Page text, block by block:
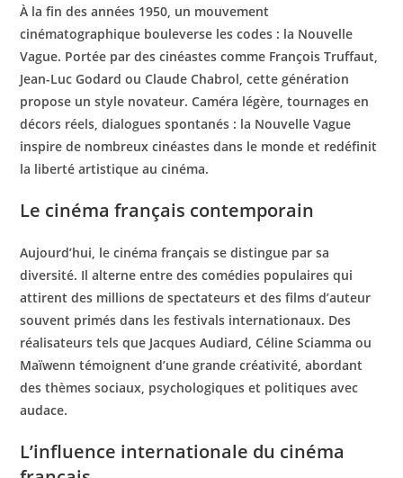
À la fin des années 1950, un mouvement
cinématographique bouleverse les codes : la Nouvelle
Vague. Portée par des cinéastes comme François Truffaut,
Jean-Luc Godard ou Claude Chabrol, cette génération
propose un style novateur. Caméra légère, tournages en
décors réels, dialogues spontanés : la Nouvelle Vague
inspire de nombreux cinéastes dans le monde et redéfinit
la liberté artistique au cinéma.
Le cinéma français contemporain
Aujourd’hui, le cinéma français se distingue par sa
diversité. Il alterne entre des comédies populaires qui
attirent des millions de spectateurs et des films d’auteur
souvent primés dans les festivals internationaux. Des
réalisateurs tels que Jacques Audiard, Céline Sciamma ou
Maïwenn témoignent d’une grande créativité, abordant
des thèmes sociaux, psychologiques et politiques avec
audace.
L’influence internationale du cinéma